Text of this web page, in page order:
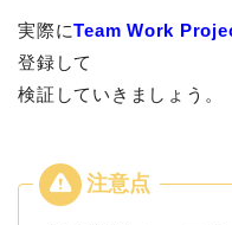
実際にTeam Work
登録して
検証していきましょう。